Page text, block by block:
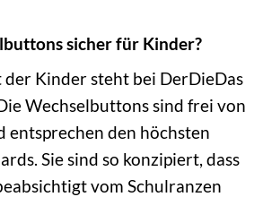
sicher für Kinder?
der Kinder steht bei DerDieDas
Wechselbuttons sind frei von
entsprechen den höchsten
Sie sind so konzipiert, dass
vom Schulranzen